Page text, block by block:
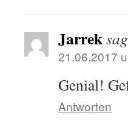
Jarrek
21.06.2017
Genial!
Antworten